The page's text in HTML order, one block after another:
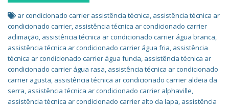
ar condicionado carrier assistência técnica, assistência técnica ar
condicionado carrier, assistência técnica ar condicionado carrier
aclimação, assistência técnica ar condicionado carrier água branca,
assistência técnica ar condicionado carrier água fria, assistência
técnica ar condicionado carrier água funda, assistência técnica ar
condicionado carrier água rasa, assistência técnica ar condicionado
carrier agusta, assistência técnica ar condicionado carrier aldeia da
serra, assistência técnica ar condicionado carrier alphaville,
assistência técnica ar condicionado carrier alto da lapa, assistência